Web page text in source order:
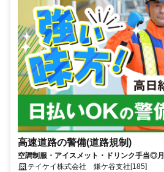
高速道路の警備(道路規制)
空調制服・アイスメット・ドリンク手当◎
テイケイ株式会社 鎌ケ谷支社[185]